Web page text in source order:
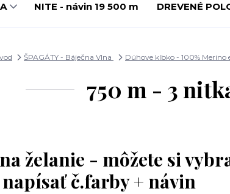
NITE - návin 19 500 m DREVENÉ
ŠPAGÁTY - Báječna Vlna Dúhove klbko - 100% Merino
750 m - 3
želanie - môžete si
č.farby + návin